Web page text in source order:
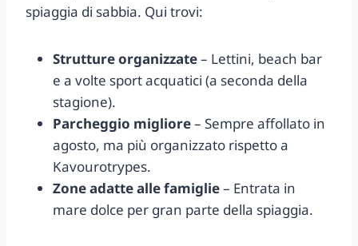
spiaggia di sabbia. Qui trovi:
Strutture organizzate– Lettini, beach bar
e a volte sport acquatici (a seconda della
stagione).
Parcheggio migliore– Sempre affollato in
agosto, ma più organizzato rispetto a
Kavourotrypes.
Zone adatte alle famiglie– Entrata in
mare dolce per gran parte della spiaggia.